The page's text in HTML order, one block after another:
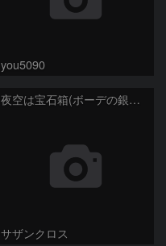
you5090
夜空は宝石箱(ボーデの銀河 M81) Seestar50
サザンクロス